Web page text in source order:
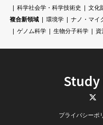
科学社会学・科学技術史
文化
複合新領域
環境学 ナノ・マイ
ゲノム科学
生物分子科学 資
Study
プライバシーポ